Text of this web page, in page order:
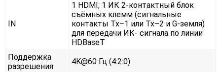
IN
1 HDMI; 1 ИК 2-контактный блок
съёмных клемм (сигнальные
контакты Tx–1 или Tx–2 и G-земля)
для передачи ИК- сигнала по линии
HDBaseT
Поддержка
разрешения
4K@60 Гц (4:2:0)